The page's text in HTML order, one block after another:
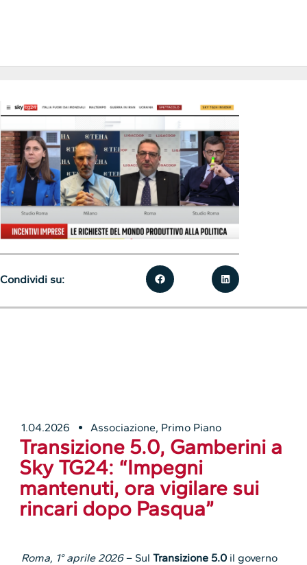
1.04.2026 Associazione, Primo Piano
Transizione 5.0, Gamberini a
Sky TG24: “Impegni
mantenuti, ora vigilare sui
rincari dopo Pasqua”
Roma, 1° aprile 2026– SulTransizione 5.0 il governo
Condividi su: